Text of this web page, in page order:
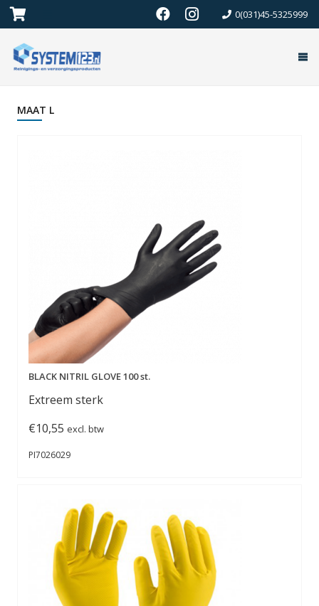
0(031)45-5325999
MAAT L
BLACK NITRIL GLOVE 100 st.
Extreem sterk
€10,55 excl. btw
PI7026029